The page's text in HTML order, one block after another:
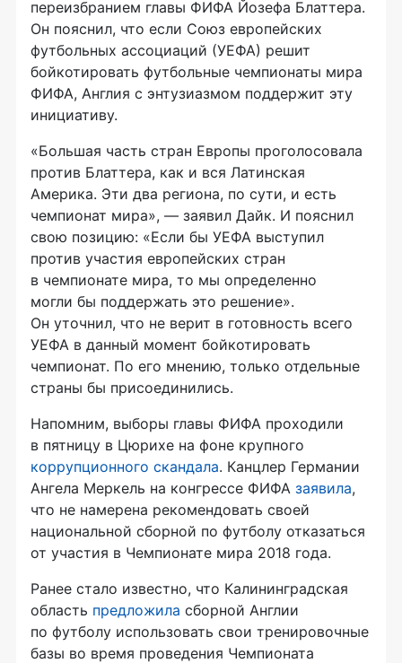
переизбранием главы ФИФА Йозефа Блаттера.
Он пояснил, что если Союз европейских
футбольных ассоциаций (УЕФА) решит
бойкотировать футбольные чемпионаты мира
ФИФА, Англия с энтузиазмом поддержит эту
инициативу.
«Большая часть стран Европы проголосовала
против Блаттера, как и вся Латинская
Америка. Эти два региона, по сути, и есть
чемпионат мира», — заявил Дайк. И пояснил
свою позицию: «Если бы УЕФА выступил
против участия европейских стран
в чемпионате мира, то мы определенно
могли бы поддержать это решение».
Он уточнил, что не верит в готовность всего
УЕФА в данный момент бойкотировать
чемпионат. По его мнению, только отдельные
страны бы присоединились.
Напомним, выборы главы ФИФА проходили
в пятницу в Цюрихе на фоне крупного
коррупционного скандала. Канцлер Германии
Ангела Меркель на конгрессе ФИФА заявила,
что не намерена рекомендовать своей
национальной сборной по футболу отказаться
от участия в Чемпионате мира 2018 года.
Ранее стало известно, что Калининградская
область предложила сборной Англии
по футболу использовать свои тренировочные
базы во время проведения Чемпионата